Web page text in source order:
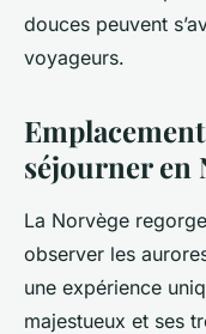
douces peuvent
voyageurs.
séjourner en
La Norvège
observer les
une expérience
majestueux et ses